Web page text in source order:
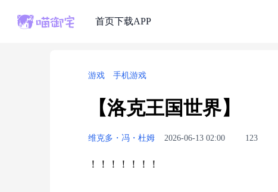
首页下载APP
游戏 手机游戏
【洛克王国世界】
维克多・冯・杜姆 2026-06-13 02:00 123
！！！！！！！